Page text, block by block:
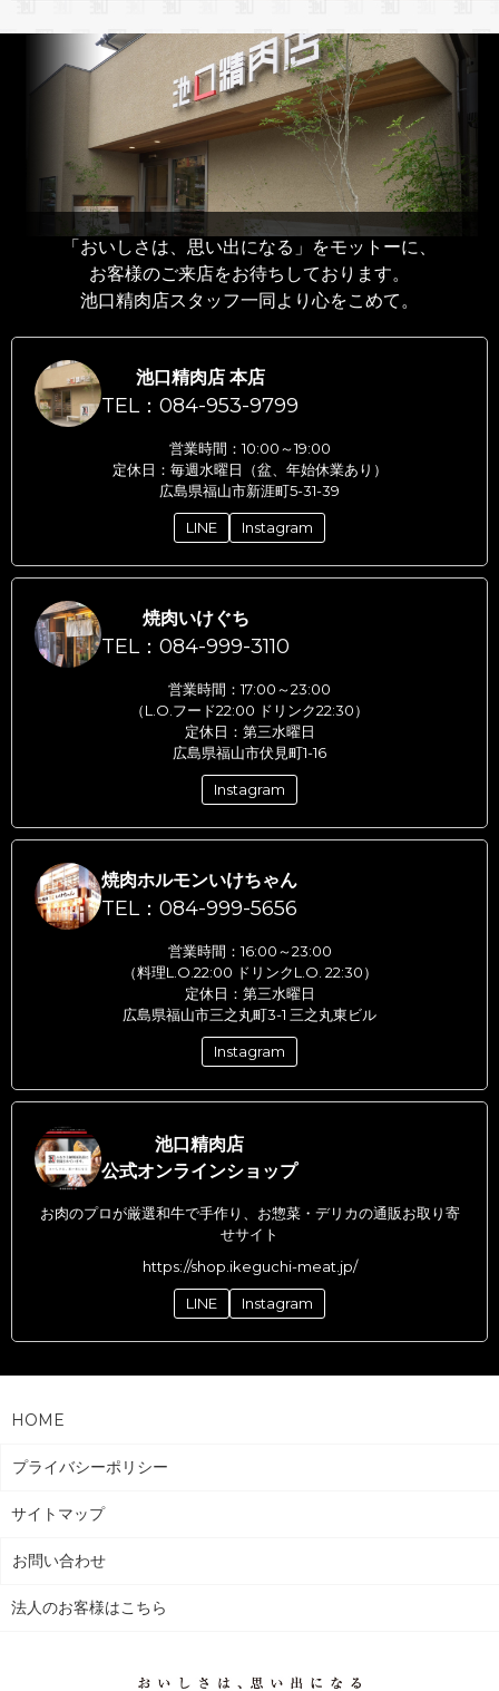
「おいしさは、思い出になる」をモットーに、
お客様のご来店をお待ちしております。
池口精肉店スタッフ一同より心をこめて。
池口精肉店 本店
TEL：084-953-9799
営業時間：10:00～19:00
定休日：毎週水曜日（盆、年始休業あり）
広島県福山市新涯町5-31-39
LINE Instagram
焼肉いけぐち
TEL：084-999-3110
営業時間：17:00～23:00
（L.O.フード22:00 ドリンク22:30）
定休日：第三水曜日
広島県福山市伏見町1-16
Instagram
焼肉ホルモンいけちゃん
TEL：084-999-5656
営業時間：16:00～23:00
（料理L.O.22:00 ドリンクL.O. 22:30）
定休日：第三水曜日
広島県福山市三之丸町3-1 三之丸東ビル
Instagram
池口精肉店
公式オンラインショップ
お肉のプロが厳選和牛で手作り、お惣菜・デリカの通販お取り寄
せサイト
https://shop.ikeguchi-meat.jp/
LINE Instagram
HOME
プライバシーポリシー
サイトマップ
お問い合わせ
法人のお客様はこちら